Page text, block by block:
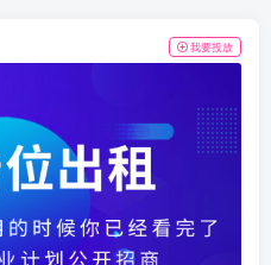
我要投放